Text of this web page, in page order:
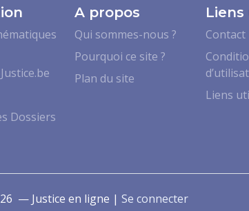
Dossiers
A propos
Qui sommes-nous ?
Pourquoi ce site ?
Plan du site
Contact
Liens
— Justice en ligne | Se connecter